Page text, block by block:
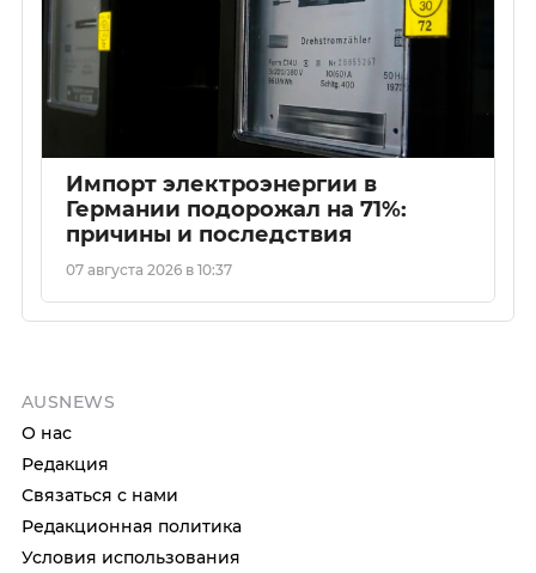
Импорт электроэнергии в
Германии подорожал на 71%:
причины и последствия
07 августа 2026 в 10:37
AUSNEWS
О нас
Редакция
Связаться с нами
Редакционная политика
Условия использования